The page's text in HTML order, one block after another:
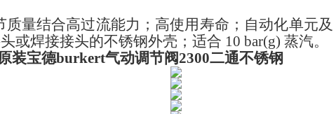
质量结合高过流能力 ； 高使用寿命 ； 自动化单元及
或焊接接头的不锈钢外壳 ； 适合 10 bar(g) 蒸汽。
装宝德burkert气动调节阀2300二通不锈钢